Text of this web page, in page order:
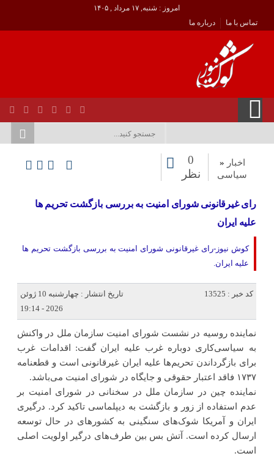
امروز : شنبه, ۱۷ مرداد , ۱۴۰۵
تماس با ما
درباره ما
اخبار «
سیاسی
0
نظر
رای غیرقانونی شورای امنیت به بررسی بازگشت تحریم ها
علیه ایران
کوش نیوز-رای غیرقانونی شورای امنیت به بررسی بازگشت تحریم ها
علیه ایران.
کد خبر : 13525
تاریخ انتشار : چهارشنبه 10 ژوئن
2026 - 19:14
نماینده روسیه در نشست شورای امنیت سازمان ملل در واکنش
به سیاسی‌کاری دوباره غرب علیه ایران گفت: اقدامات غرب
برای بازگرداندن تحریم‌ها علیه ایران غیرقانونی است و قطعنامه
۱۷۳۷ فاقد اعتبار حقوقی و جایگاه در شورای امنیت می‌باشد.
نماینده چین در سازمان ملل در سخنانی در شورای امنیت بر
عدم استفاده از زور و بازگشت به دیپلماسی تاکید کرد. درگیری
ایران و آمریکا شوک‌های سنگینی به کشورهای در حال توسعه
ارسال کرده است. آتش بس بین طرف‌های درگیر اولویت اصلی
است.